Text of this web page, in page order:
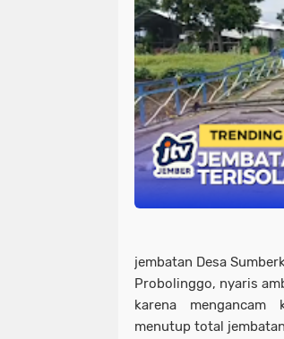
jembatan Desa
Probolinggo, nyaris
karena mengancam
menutup total